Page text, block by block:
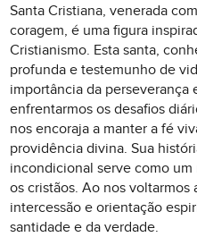
Santa Cristiana, venerada
coragem, é uma figura
Cristianismo. Esta santa,
profunda e testemunho de
importância da perseverança
enfrentarmos os desafios
nos encoraja a manter a fé
providência divina. Sua
incondicional serve como
os cristãos. Ao nos voltarmos
intercessão e orientação
santidade e da verdade.